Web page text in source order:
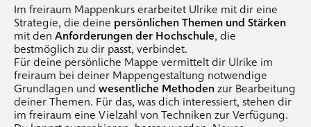
Im freiraum Mappenkurs erarbeitet Ulrike mit dir eine
Strategie, die deine persönlichen Themen und Stärken
mit den Anforderungen der Hochschule, die
bestmöglich zu dir passt, verbindet.
Für deine persönliche Mappe vermittelt dir Ulrike im
freiraum bei deiner Mappengestaltung notwendige
Grundlagen und wesentliche Methodenzur Bearbeitung
deiner Themen. Für das, was dich interessiert, stehen dir
im freiraum eine Vielzahl von Techniken zur Verfügung.